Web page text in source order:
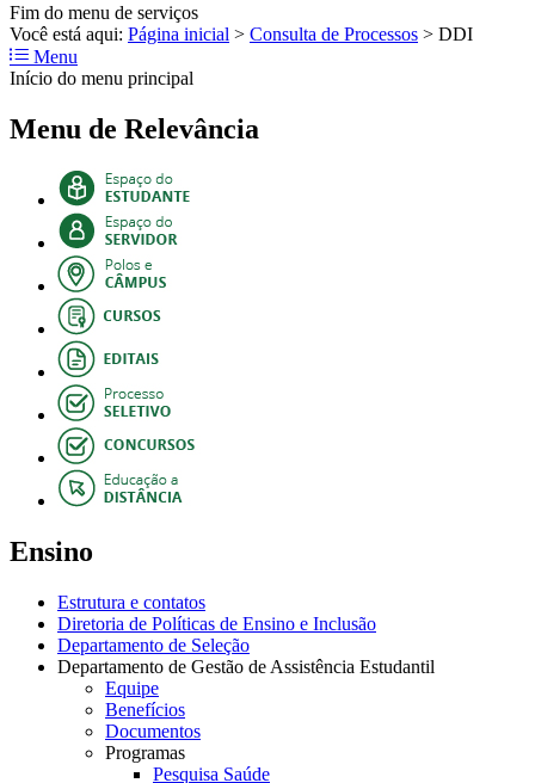
Fim do menu de serviços
Você está aqui: Página inicial > Consulta de Processos > DDI
Menu
Início do menu principal
Menu de Relevância
Ensino
Estrutura e contatos
Diretoria de Políticas de Ensino e Inclusão
Departamento de Seleção
Departamento de Gestão de Assistência Estudantil
Equipe
Benefícios
Documentos
Programas
Pesquisa Saúde